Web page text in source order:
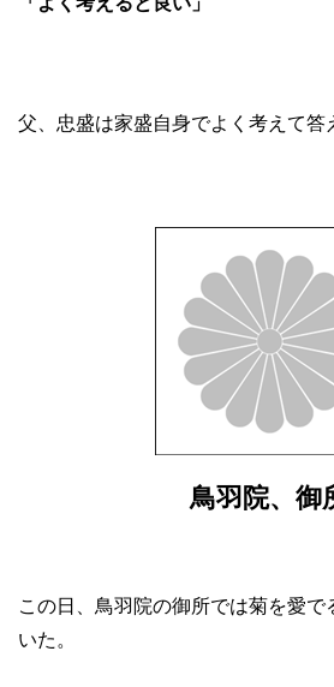
父、忠盛は家盛自身でよく考えて答
鳥羽院、御
この日、鳥羽院の御所では菊を愛で
いた。